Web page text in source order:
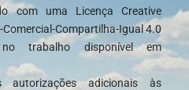
com uma Licença Creative
Compartilha-Igual 4.0
no trabalho disponível em
autorizações adicionais às